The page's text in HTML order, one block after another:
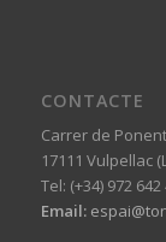
CONTACTE
Carrer de
17111 Vulpellac
Tel: (+34) 972 642
Email: